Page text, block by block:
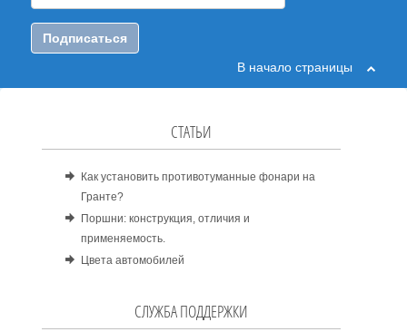
Подписаться
В начало страницы
СТАТЬИ
Как установить противотуманные фонари на
Гранте?
Поршни: конструкция, отличия и
применяемость.
Цвета автомобилей
СЛУЖБА ПОДДЕРЖКИ